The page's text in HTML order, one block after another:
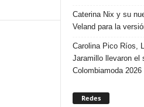
Caterina Nix y su
Veland para la
Carolina Pico Ríos,
Jaramillo llevaron el
Colombiamoda 2026
Redes